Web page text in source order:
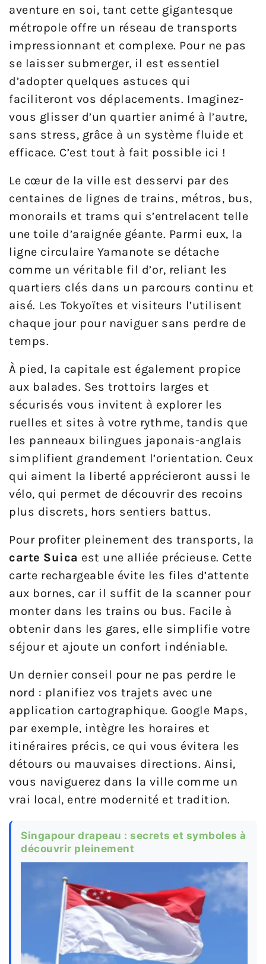
aventure en soi, tant cette gigantesque
métropole offre un réseau de transports
impressionnant et complexe. Pour ne pas
se laisser submerger, il est essentiel
d’adopter quelques astuces qui
faciliteront vos déplacements. Imaginez-
vous glisser d’un quartier animé à l’autre,
sans stress, grâce à un système fluide et
efficace. C’est tout à fait possible ici !
Le cœur de la ville est desservi par des
centaines de lignes de trains, métros, bus,
monorails et trams qui s’entrelacent telle
une toile d’araignée géante. Parmi eux, la
ligne circulaire Yamanote se détache
comme un véritable fil d’or, reliant les
quartiers clés dans un parcours continu et
aisé. Les Tokyoïtes et visiteurs l’utilisent
chaque jour pour naviguer sans perdre de
temps.
À pied, la capitale est également propice
aux balades. Ses trottoirs larges et
sécurisés vous invitent à explorer les
ruelles et sites à votre rythme, tandis que
les panneaux bilingues japonais-anglais
simplifient grandement l’orientation. Ceux
qui aiment la liberté apprécieront aussi le
vélo, qui permet de découvrir des recoins
plus discrets, hors sentiers battus.
Pour profiter pleinement des transports, la
carte Suica est une alliée précieuse. Cette
carte rechargeable évite les files d’attente
aux bornes, car il suffit de la scanner pour
monter dans les trains ou bus. Facile à
obtenir dans les gares, elle simplifie votre
séjour et ajoute un confort indéniable.
Un dernier conseil pour ne pas perdre le
nord : planifiez vos trajets avec une
application cartographique. Google Maps,
par exemple, intègre les horaires et
itinéraires précis, ce qui vous évitera les
détours ou mauvaises directions. Ainsi,
vous naviguerez dans la ville comme un
vrai local, entre modernité et tradition.
Singapour drapeau : secrets et symboles à
découvrir pleinement